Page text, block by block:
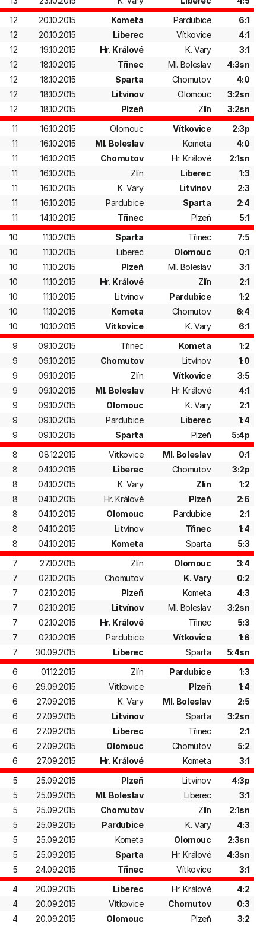
12
20.10.2015 Kometa Pardubice
6:1
12
20.10.2015 Liberec Vítkovice
4:1
12
19.10.2015 Hr. Králové K. Vary
3:1
12
18.10.2015 Třinec Ml. Boleslav
4:3sn
12
18.10.2015 Sparta Chomutov
4:0
12
18.10.2015 Litvínov Olomouc
3:2sn
12
18.10.2015 Plzeň Zlín
3:2sn
11
16.10.2015 Olomouc Vítkovice
2:3p
11
16.10.2015 Ml. Boleslav Kometa
4:0
11
16.10.2015 Chomutov Hr. Králové
2:1sn
11
16.10.2015 Zlín Liberec
1:3
11
16.10.2015 K. Vary Litvínov
2:3
11
16.10.2015 Pardubice Sparta
2:4
11
14.10.2015 Třinec Plzeň
5:1
10
11.10.2015 Sparta Třinec
7:5
10
11.10.2015 Liberec Olomouc
0:1
10
11.10.2015 Plzeň Ml. Boleslav
3:1
10
11.10.2015 Hr. Králové Zlín
2:1
10
11.10.2015 Litvínov Pardubice
1:2
10
11.10.2015 Kometa Chomutov
6:4
10
10.10.2015 Vítkovice K. Vary
6:1
9
09.10.2015 Třinec Kometa
1:2
9
09.10.2015 Chomutov Litvínov
1:0
9
09.10.2015 Zlín Vítkovice
3:5
9
09.10.2015 Ml. Boleslav Hr. Králové
4:1
9
09.10.2015 Olomouc K. Vary
2:1
9
09.10.2015 Pardubice Liberec
1:4
9
09.10.2015 Sparta Plzeň
5:4p
8
08.12.2015 Vítkovice Ml. Boleslav
0:1
8
04.10.2015 Liberec Chomutov
3:2p
8
04.10.2015 K. Vary Zlín
1:2
8
04.10.2015 Hr. Králové Plzeň
2:6
8
04.10.2015 Olomouc Pardubice
2:1
8
04.10.2015 Litvínov Třinec
1:4
8
04.10.2015 Kometa Sparta
5:3
7
27.10.2015 Zlín Olomouc
3:4
7
02.10.2015 Chomutov K. Vary
0:2
7
02.10.2015 Plzeň Kometa
4:3
7
02.10.2015 Litvínov Ml. Boleslav
3:2sn
7
02.10.2015 Hr. Králové Třinec
5:3
7
02.10.2015 Pardubice Vítkovice
1:6
7
30.09.2015 Liberec Sparta
5:4sn
6
01.12.2015 Zlín Pardubice
1:3
6
29.09.2015 Vítkovice Plzeň
1:4
6
27.09.2015 K. Vary Ml. Boleslav
2:5
6
27.09.2015 Litvínov Sparta
3:2sn
6
27.09.2015 Liberec Třinec
2:1
6
27.09.2015 Olomouc Chomutov
5:2
6
27.09.2015 Hr. Králové Kometa
3:1
5
25.09.2015 Plzeň Litvínov
4:3p
5
25.09.2015 Ml. Boleslav Liberec
3:1
5
25.09.2015 Chomutov Zlín
2:1sn
5
25.09.2015 Pardubice K. Vary
4:3
5
25.09.2015 Kometa Olomouc
2:3sn
5
25.09.2015 Sparta Hr. Králové
4:3sn
5
24.09.2015 Třinec Vítkovice
3:1
4
20.09.2015 Liberec Hr. Králové
4:2
4
20.09.2015 Vítkovice Chomutov
0:3
4
20.09.2015 Olomouc Plzeň
3:2